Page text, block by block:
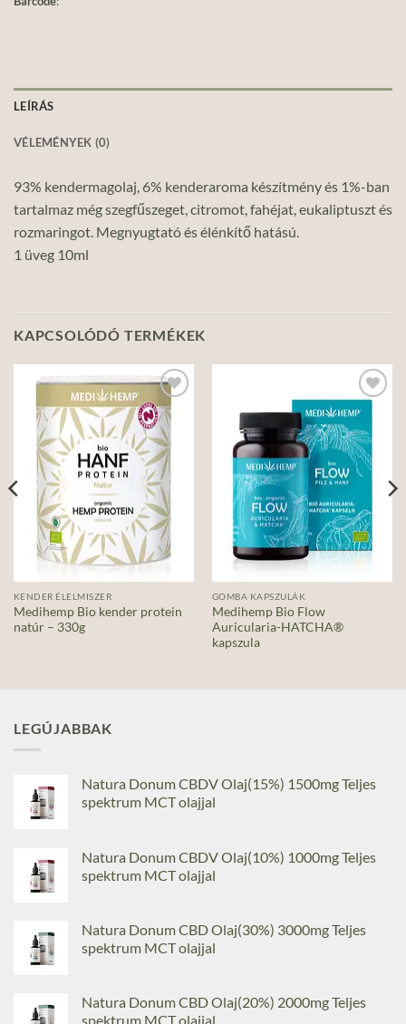
LEÍRÁS
VÉLEMÉNYEK (0)
93% kendermagolaj, 6% kenderaroma készítmény és 1%-ban
tartalmaz még szegfűszeget, citromot, fahéjat, eukaliptuszt és
rozmaringot. Megnyugtató és élénkítő hatású.
1 üveg 10ml
KAPCSOLÓDÓ TERMÉKEK
Add to
wishlist
KENDER ÉLELMISZER
Medihemp Bio kender protein
natúr – 330g
Add to
GOMBA KAPSZULÁK
Medihemp Bio Flow
Auricularia-HATCHA®
kapszula
LEGÚJABBAK
Natura Donum CBDV Olaj(15%) 1500mg Teljes
spektrum MCT olajjal
Natura Donum CBDV Olaj(10%) 1000mg Teljes
spektrum MCT olajjal
Natura Donum CBD Olaj(30%) 3000mg Teljes
spektrum MCT olajjal
Natura Donum CBD Olaj(20%) 2000mg Teljes
spektrum MCT olajjal